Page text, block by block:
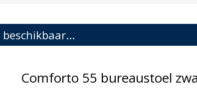
Comforto 55 bureaustoel